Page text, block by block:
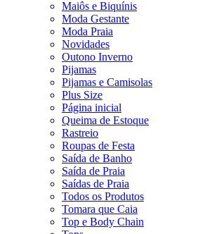
Maiôs e Biquínis
Moda Gestante
Moda Praia
Novidades
Outono Inverno
Pijamas
Pijamas e Camisolas
Plus Size
Página inicial
Queima de Estoque
Rastreio
Roupas de Festa
Saída de Banho
Saída de Praia
Saídas de Praia
Todos os Produtos
Tomara que Caia
Top e Body Chain